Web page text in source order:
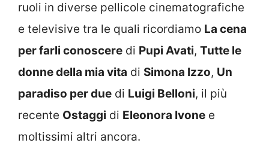
ruoli in diverse pellicole cinematografiche
e televisive tra le quali ricordiamo La cena
per farli conoscere di Pupi Avati, Tutte le
donne della mia vita di Simona Izzo, Un
paradiso per due di Luigi Belloni, il più
recente Ostaggi di Eleonora Ivone e
moltissimi altri ancora.